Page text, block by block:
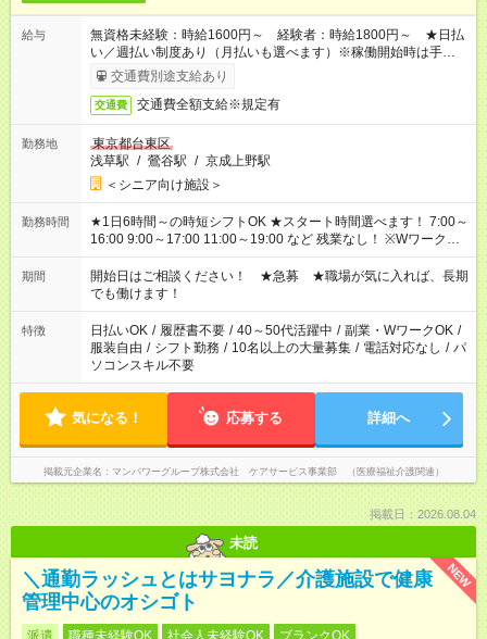
給与
無資格未経験：時給1600円～ 経験者：時給1800円～ ★日払
い／週払い制度あり（月払いも選べます）※稼働開始時は手続き
完了次第のお支払いとなります。
交通費別途支給あり
交通費 交通費全額支給※規定有
勤務地
東京都台東区
浅草駅 / 鶯谷駅 / 京成上野駅
＜シニア向け施設＞
勤務時間
★1日6時間～の時短シフトOK ★スタート時間選べます！ 7:00～
16:00 9:00～17:00 11:00～19:00 など 残業なし！ ※Wワークの
場合、他のお仕事と合わせ週40時間超の就業はご案内できませ
ん ※法令に基づき、週20時間以上勤務は社会保険への加入対象
となります ※労働者派遣法（日雇い派遣の原則禁止）により、
短時間・短期間の就業はご案内が難しい場合があります
期間
開始日はご相談ください！ ★急募 ★職場が気に入れば、長期
でも働けます！
特徴 日払いOK / 履歴書不要 / 40～50代活躍中 / 副業・WワークOK /
服装自由 / シフト勤務 / 10名以上の大量募集 / 電話対応なし / パ
ソコンスキル不要
気になる！ 応募する 詳細へ
掲載元企業名 マンパワーグループ株式会社 ケアサービス事業部 （医療福祉介護関連）
掲載日：2026.08.04
未読
NEW
＼通勤ラッシュとはサヨナラ／介護施設で健康
管理中心のオシゴト
派遣 職種未経験OK 社会人未経験OK
ブランクOK